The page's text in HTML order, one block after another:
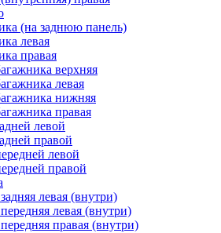
(на заднюю панель)
левая
правая
верхняя
левая
нижняя
правая
левой
правой
левой
правой
левая (внутри)
левая (внутри)
правая (внутри)